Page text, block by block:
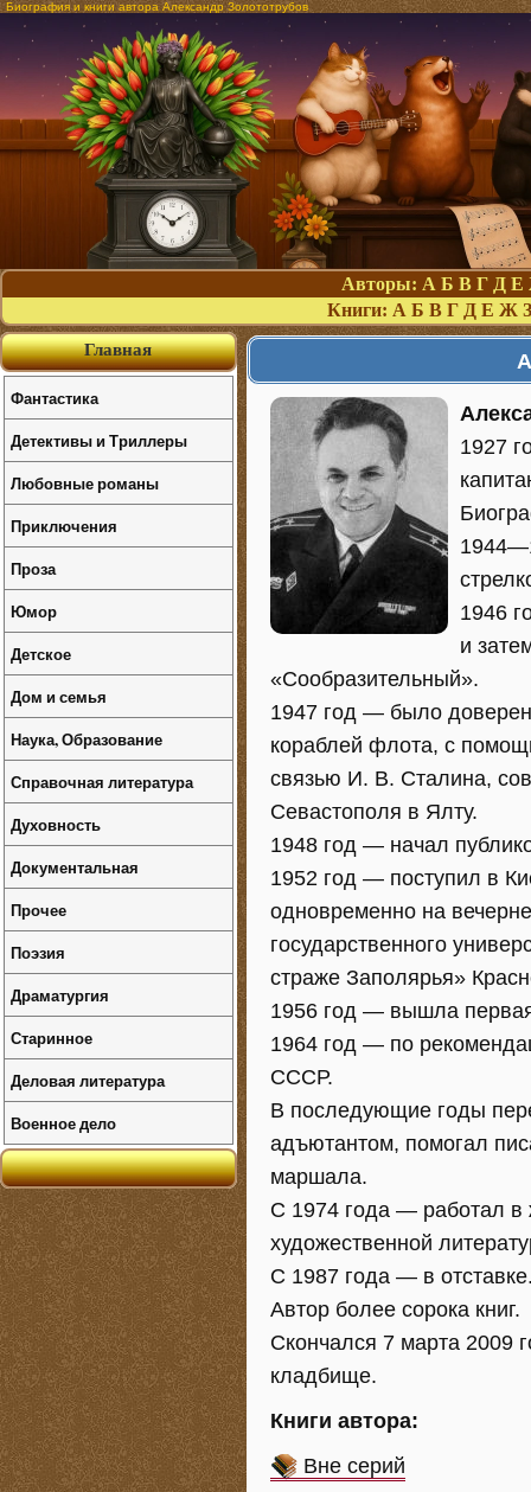
Биография и книги автора Александр Золототрубов
Авторы: А Б В Г Д Е
Книги: А Б В Г Д Е Ж З
1927
1946
и
«Сообразительный».
1947 год — было
кораблей флота, с
связью И. В. Сталина,
Севастополя в Ялту.
1948 год — начал
1952 год — поступил в
одновременно на
государственного
страже Заполярья»
1956 год — вышла первая
1964 год — по
СССР.
В последующие годы
адъютантом, помогал
маршала.
С 1974 года — работал в
художественной
С 1987 года — в
Автор более сорока книг.
Скончался 7 марта 2009
кладбище.
Книги автора:
Вне серий
Главная
Фантастика
Детективы и Триллеры
Любовные романы
Приключения
Проза
Юмор
Детское
Дом и семья
Наука, Образование
Справочная литература
Духовность
Документальная
Прочее
Поэзия
Драматургия
Старинное
Деловая литература
Военное дело